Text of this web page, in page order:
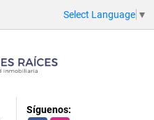
Select Language ▼
Síguenos: